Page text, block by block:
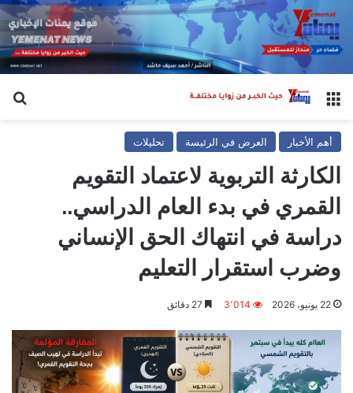
القائمة
أهم الأخبار العرض في الرئيسة تحليلات
الكارثة التربوية لاعتماد التقويم
القمري في بدء العام الدراسي..
دراسة في انتهاك الحق الإنساني
وضرب استقرار التعليم
22 يونيو، 2026 3٬014